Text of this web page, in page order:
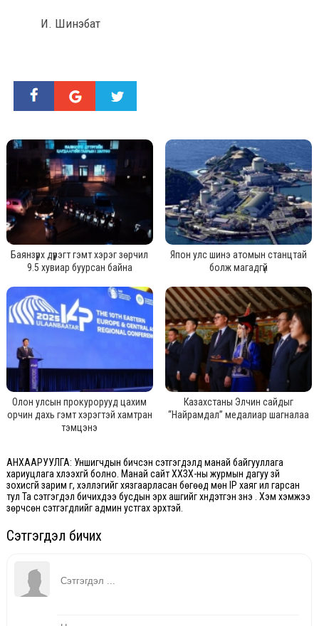
И. Шинэбат
Баянзүрх дүүрэгт гэмт хэрэг зөрчил
9.5 хувиар буурсан байна
Япон улс шинэ атомын станцтай
болж магадгүй
Олон улсын прокурорууд цахим
орчин дахь гэмт хэрэгтэй хамтран
тэмцэнэ
Казахстаны Элчин сайдыг
“Найрамдал” медалиар шагналаа
АНХААРУУЛГА: Уншигчдын бичсэн сэтгэгдэлд манай байгууллага
хариуцлага хүлээхгүй болно. Манай сайт ХХЗХ-ны журмын дагуу зүй
зохисгүй зарим үг, хэллэгийг хязгаарласан бөгөөд мөн IP хаяг ил гарсан
тул Та сэтгэгдэл бичихдээ бусдын эрх ашгийг хүндэтгэн үзнэ үү. Хэм хэмжээ
зөрчсөн сэтгэгдлийг админ устгах эрхтэй.
Сэтгэгдэл бичих